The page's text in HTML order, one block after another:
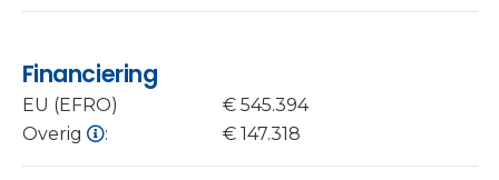
Financiering
EU (EFRO)
€ 545.394
Overig
: € 147.318